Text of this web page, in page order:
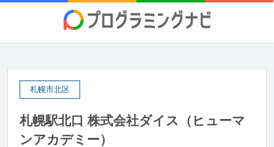
札幌市北区
札幌駅北口 株式会社ダイス（ヒューマ
ンアカデミー）